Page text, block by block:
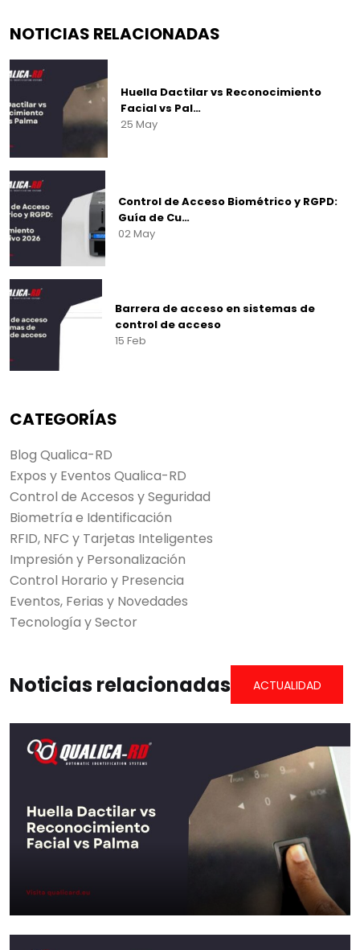
NOTICIAS RELACIONADAS
Huella Dactilar vs Reconocimiento
Facial vs Pal…
25 May
Control de Acceso Biométrico y RGPD:
Guía de Cu…
02 May
Barrera de acceso en sistemas de
control de acceso
15 Feb
CATEGORÍAS
Blog Qualica-RD
Expos y Eventos Qualica-RD
Control de Accesos y Seguridad
Biometría e Identificación
RFID, NFC y Tarjetas Inteligentes
Impresión y Personalización
Control Horario y Presencia
Eventos, Ferias y Novedades
Tecnología y Sector
Noticias relacionadas ACTUALIDAD